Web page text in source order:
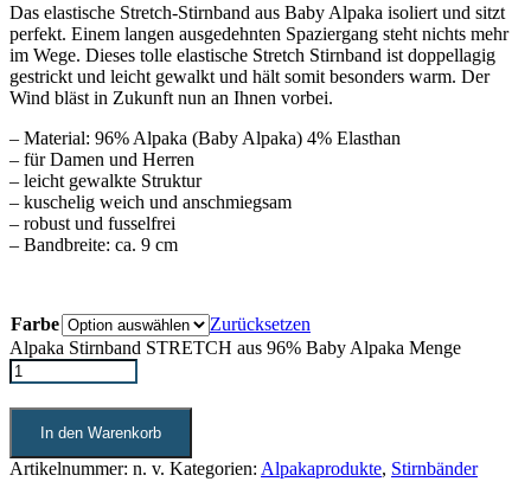
Das elastische Stretch-Stirnband aus Baby Alpaka isoliert und sitzt
perfekt. Einem langen ausgedehnten Spaziergang steht nichts mehr
im Wege. Dieses tolle elastische Stretch Stirnband ist doppellagig
gestrickt und leicht gewalkt und hält somit besonders warm. Der
Wind bläst in Zukunft nun an Ihnen vorbei.
– Material: 96% Alpaka (Baby Alpaka) 4% Elasthan
– für Damen und Herren
– leicht gewalkte Struktur
– kuschelig weich und anschmiegsam
– robust und fusselfrei
– Bandbreite: ca. 9 cm
Farbe
Zurücksetzen
Alpaka Stirnband STRETCH aus 96% Baby Alpaka Menge
In den Warenkorb
Artikelnummer: n. v. Kategorien: Alpakaprodukte, Stirnbänder